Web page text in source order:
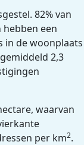
82% van
een
in de woonplaats
2,3
waarvan
per km2.